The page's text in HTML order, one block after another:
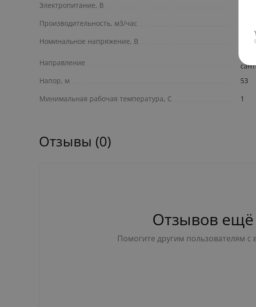
Электропитание, В
Производительность, м3/час
Номинальное напряжение, В
Направление
Напор, м
53
Минимальная рабочая температура, С
1
Отзывы (0)
Отзывов
Помогите другим пользователям